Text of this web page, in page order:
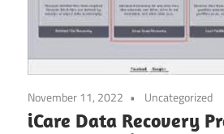
November 11, 2022 Uncategorized
iCare Data Recovery